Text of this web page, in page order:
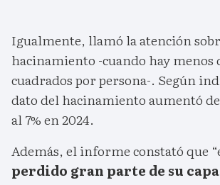
Igualmente, llamó la atención
hacinamiento -cuando hay menos
cuadrados por persona-. Según
dato del hacinamiento aumentó
al 7% en 2024.
Además, el informe constató que
perdido gran parte de su